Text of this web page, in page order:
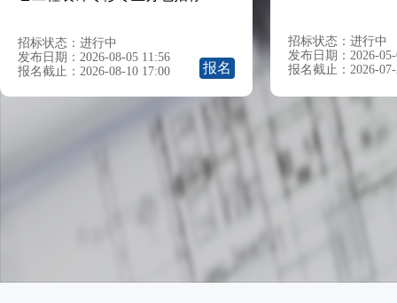
招标状态：进行中
发布日期：2026-08-05 11:56
报名截止：2026-08-10 17:00
报名
招标状态：进行中
发布日期：2026-
报名截止：2026-